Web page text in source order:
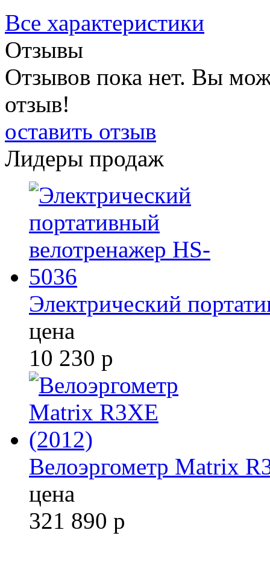
Все характеристики
Отзывы
Отзывов пока нет. Вы
отзыв!
оставить отзыв
Лидеры продаж
Электрический
цена
10 230 р
Велоэргометр Matrix
цена
321 890 р